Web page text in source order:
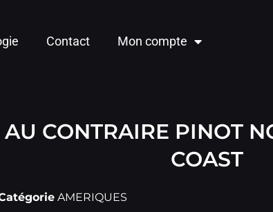
Contact Mon compte
AU CONTRAIRE PINOT
COAST
AMERIQUES